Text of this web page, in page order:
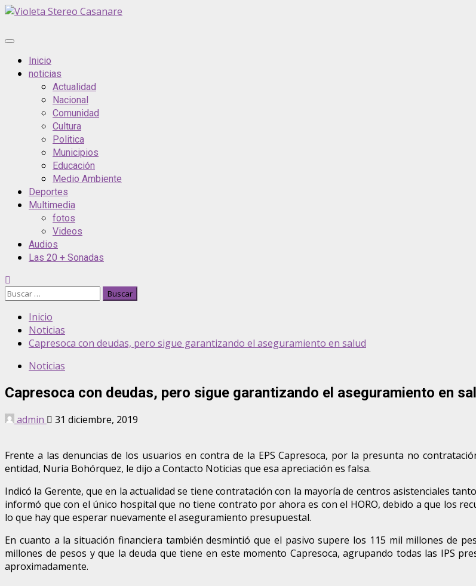
Saltar
contenido
Menú
principalInicio
noticias
Actualidad
Nacional
Comunidad
Cultura
Politica
Municipios
Educación
Medio Ambiente
Deportes
Multimedia
fotos
Videos
Audios
Las 20 + Sonadas
Buscar:
Inicio
Noticias
Capresoca con deudas, pero sigue garantizando el aseguramiento en salud
Noticias
Capresoca con deudas, pero sigue garantizando el aseguramiento en
admin 31 diciembre, 2019
Frente a las denuncias de los usuarios en contra de la EPS Capresoca, por la presunta no
entidad, Nuria Bohórquez, le dijo a Contacto Noticias que esa apreciación es falsa.
Indicó la Gerente, que en la actualidad se tiene contratación con la mayoría de centros asistenciales
informó que con el único hospital que no tiene contrato por ahora es con el HORO, debido a que los
lo que hay que esperar nuevamente el aseguramiento presupuestal.
En cuanto a la situación financiera también desmintió que el pasivo supere los 115 mil millones de
millones de pesos y que la deuda que tiene en este momento Capresoca, agrupando todas las IPS
aproximadamente.